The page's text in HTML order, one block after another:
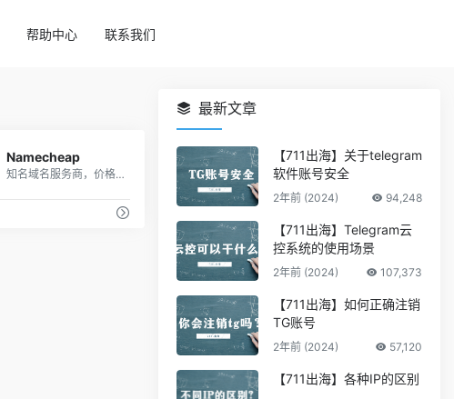
帮助中心 联系我们
Namecheap
知名域名服务商，价格比较亲民
最新文章
【711出海】关于telegram
软件账号安全
2年前 (2024) 94,248
【711出海】Telegram云
控系统的使用场景
2年前 (2024) 107,373
【711出海】如何正确注销
TG账号
2年前 (2024) 57,120
【711出海】各种IP的区别